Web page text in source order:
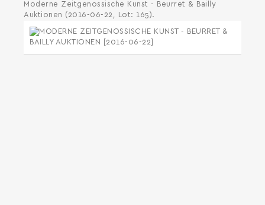
Moderne Zeitgenossische Kunst - Beurret & Bailly
Auktionen (2016-06-22, Lot: 165).